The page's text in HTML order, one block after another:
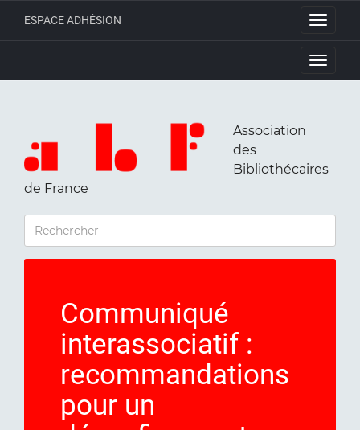
Toggle
ESPACE ADHÉSION
Toggle
Association
des
Bibliothécaires
de France
RECHERCHER
Communiqué
interassociatif :
recommandations
pour un